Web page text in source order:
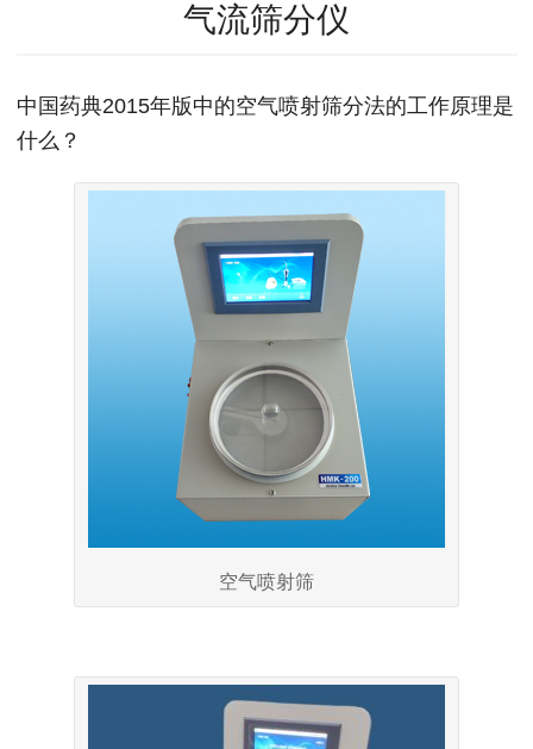
气流筛分仪
中国药典2015年版中的空气喷射筛分法的工作原理是
什么？
空气喷射筛